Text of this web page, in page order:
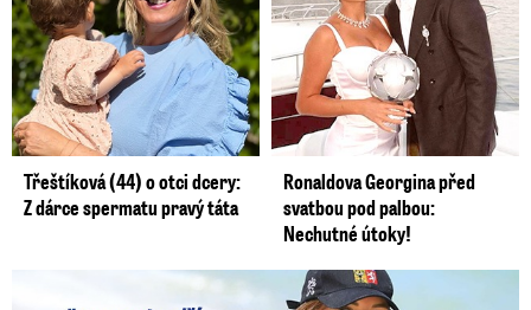
Třeštíková (44) o otci dcery:
Z dárce spermatu pravý táta
Ronaldova Georgina před
svatbou pod palbou:
Nechutné útoky!
Lucie Šlégrová míří na Primu. Překvapení pro sporťáky!